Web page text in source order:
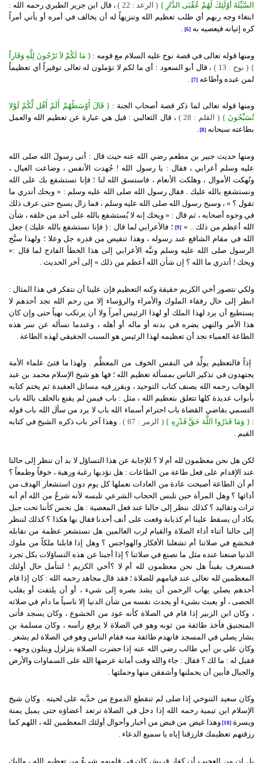
السَّيِّئَةَ أُوْلَئِكَ لَهُمْ عُقْبَى الدَّارِ } ( الرعد : 22 )
، قال ابن جرير الطبري رحمه الله :
ابتغاء وجه ربهم أي طلب تعظيم الله وتنزيهاً له أن يخالف في أمره أو يأتي أمراً
كره إتيانه فيعصيه به [6]
.
ومنها قوله تعالى في قصة نوح عليه السلام مع قومه : { مَا لَكُمْ لاَ تَرْجُونَ لِلَّهِ وَقَاراً
} ( نوح : 13 )
، قال أبو السعود : أي ما لكم لا تؤملون له تعالى توقيراً أي تعظيماً
لمن عبده وأطاعه [7]
ومنها قوله تعالى لما ذكر قصة أصحاب الجنة : { قَالَ أَوْسَطُهُمْ أَلَمْ أَقُل لَّكُمْ لَوْلا
تُسَبِّحُونَ } ( القلم : 28 )
، قال الثعالبي : قيل هي عبارة عن تعظيم الله والعمل
بطاعته سبحانه [8]
.
ومنها حديث جبير بن مطعم رضي الله عنه حيث قال : أتى رسولَ الله صلى الله
عليه وسلم أعرابي ، فقال : يا رسول الله ! جُهدت الأنفس ، وضاعت العيال ،
ونُهكت الأموال ، وهلكت الأنعام ، فاستسق الله لنا ؛ فإنا نستشفع بك على الله
ونستشفع بالله عليك . فقال رسول الله صلى الله عليه وسلم : « ويحك أتدري ما
تقول ؟ » ، وسبح رسول الله صلى الله عليه وسلم ، فما زال يسبح حتى عرف ذلك
في وجوه أصحابه ، ثم قال : « ويحك إنه لا يُستشفع بالله على أحد من خلقه ، شأن
الله أعظم من ذلك .. » [9]
؛ فالأعرابي لما قال : ( فإنا نستشفع بالله عليك ) جعل
الله في مقام الشافع عند رسوله ، وهذا تنقيص من قدره جل وعلا ؛ ولهذا سبَّح
الرسول صلى الله عليه وسلم ونبَّه الأعرابي إلى هذا الخطأ الفادح لما قال :«
ويحك ! أتدري ما الله ؟ إن شأن الله أعظم من ذلك » إلى آخر الحديث .
ولكي نتصور أخي الكريم حقيقة وكنه التعظيم فإن علينا أن نتفكر في هذا المثال :
انظر إلى حال رفقاء الملوك والأمراء والرؤساء إلا من رحم الله تجد أحدهم لا
يستطيع أن يرد لهذا الملك أو لهذا الرئيس أمراً ولا أن يرتكب نهياً حتى وإن كان
هذا الأمر والنهي يضره في بدنه أو ماله أو أهله ، وعندما نسأله عن سر هذه
الطاعة العمياء نجد أن تعظيمه لهذا الرئيس هو السبب الحقيقي لهذه الطاعة .
إذاً فالتعظيم يولِّد في النفس الخوف من المعظَّم . ولهذا ما فتئ علماء الأمة
يجتهدون في تذكير الناس بمسألة تعظيم الله ؛ فها هو شيخ الإسلام محمد بن عبد
الوهاب رحمه الله يصنف كتاب التوحيد ، ويقرر فيه مسائل العقيدة ثم يختم كتابه
بأبواب عديدة كلها تتعلق بتعظيم الله ، مثل : باب فيمن لم يقنع بالحلف بالله باب
التسمي بقاضي القضاة باب احترام أسماء الله باب لا يرد من سأل الله باب قوله
:
{ وَمَا قَدَرُوا اللَّهَ حَقَّ قَدْرِهِ } ( الزمر : 67 )
. وهذا آخر باب ذكره الشيخ في كتابه
القيم .
لكن هل نحن معظمون لله أم لا ؟ للإجابة عن هذا التساؤل لا بد أن ننظر إلى حالنا
عند الإقدام على فعل طاعة من الطاعات : هل نؤديها رغبة ورهبة ، خوفاً وطمعاً ؟
أم أن الطاعة أصبحت عادة من العادات نعملها كل يوم دون استشعار الهدف من
أدائها ؟ وهل المرأة حين تلبس الحجاب الشرعي تلبسه لأنه شرعٌ من الله أم أنه
تراث وتقاليد ؟ كذلك ننظر إلى حالنا عند فعل المعصية : هل نحس كأننا تحت جبل
يكاد أن يسقط علينا أم كذبابة وقعت على أنف أحدنا فقال بها هكذا ؟ كذلك لننظر
إلى حالنا أثناء أداء الصلاة والقيام لرب العالمين هل نستشعر عظمة من نقابله
فنخشع في صلاتنا أم تشغلنا الأفكار والهواجس ؟ وهل إذا قابلنا ملكاً من ملوك
الدنيا صنعنا عنده مثل ما نصنع في صلاتنا ؟ إذا أجبنا عن هذه التساؤلات بكل تجرد
فسنعرف يقيناً هل نحن معظمون لله أم لا ؟أخي الكريم ! لنتأمل حال أولئك
المعظمين لله تعالى عند قيامهم للصلاة ؛ فقد قال مجاهد رحمه الله : كان إذا قام
أحدهم يصلي يهاب الرحمن أن يشد بصره إلى شيء ، أو أن يلتفت أو يقلب
الحصى ، أو يعبث بشيء أو يحدث نفسه من شأن الدنيا إلا ناسياً ما دام في صلاته
، وكان ابن الزبير إذا قام في الصلاة كأنه عود من الخشوع ، وكان يسجد فأتى
المنجنيق فأخذ طائفة من ثوبه وهو في الصلاة لا يرفع رأسه ، وكان مسلمة بن
بشار يصلي في المسجد فانهدم طائفة منه فقام الناس وهو في الصلاة لم يشعر .
وكان علي بن أبي طالب رضي الله عنه إذا حضرت الصلاة يتزلزل ويتلون وجهه ،
فقيل له : ما لك ؟ فقال : جاء والله وقت أمانة عرضها الله على السماوات والأرض
والجبال فأبين أن يحملنها وأشفقن منها وحملتها .
وكان سعيد التنوخي إذا صلى لم تنقطع الدموع من خدَّيه على لحيته . وكان شيخ
الإسلام ابن تيمية رحمه الله إذا دخل في الصلاة ترتعد أعضاؤه حتى يميل يمنة
ويسرة[10]
وهذا غيض من فيض من أخبار وأحوال أولئك المعظمين لله ، اللهم كما
رزقتهم تعظيمك فارزقنا إياه يا سميع الدعاء .
بل إن من العجيب أن كفار قريش كان في قلوبهم شيءٌ من تعظيم الله ، وإليك